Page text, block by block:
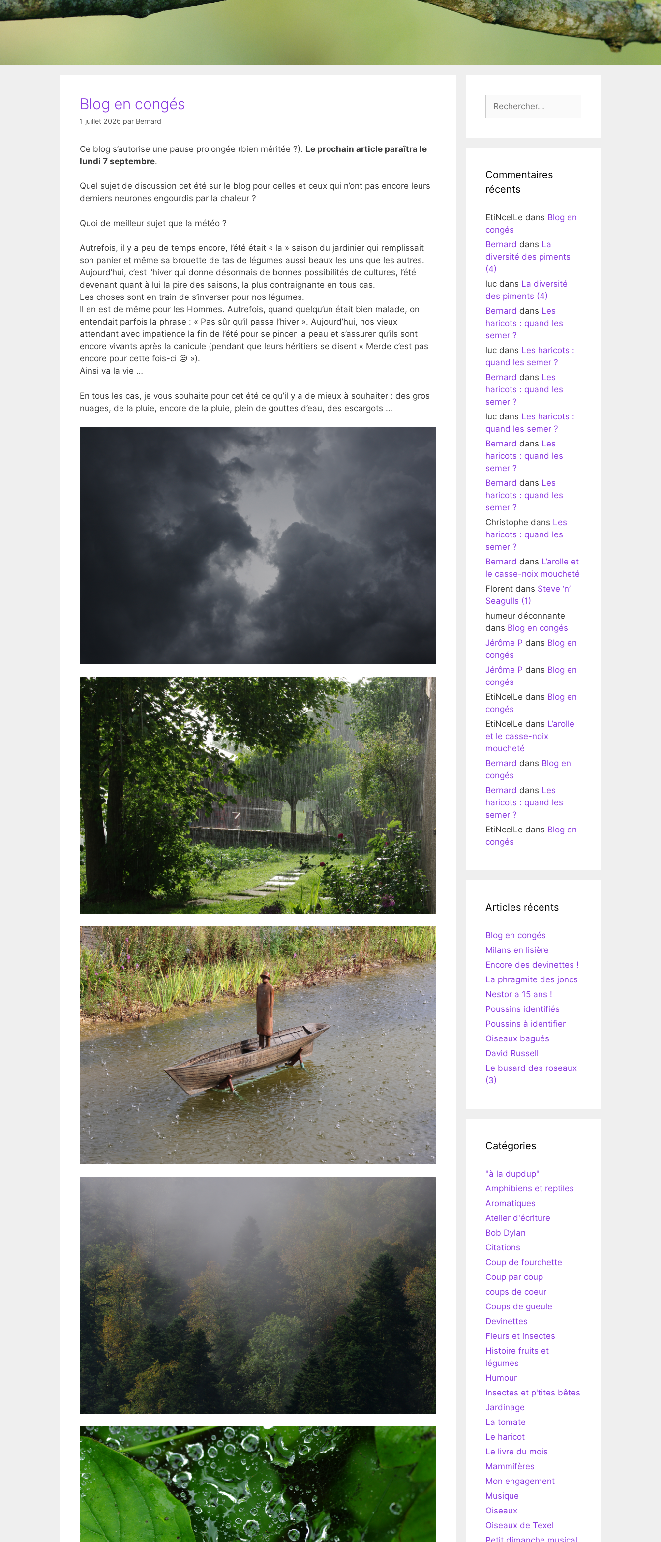
Blog en congés
1 juillet 2026 par Bernard
Ce blog s’autorise une pause prolongée (bien méritée ?). Le prochain article paraîtra le
lundi 7 septembre.
Quel sujet de discussion cet été sur le blog pour celles et ceux qui n’ont pas encore leurs
derniers neurones engourdis par la chaleur ?
Quoi de meilleur sujet que la météo ?
Autrefois, il y a peu de temps encore, l’été était « la » saison du jardinier qui remplissait
son panier et même sa brouette de tas de légumes aussi beaux les uns que les autres.
Aujourd’hui, c’est l’hiver qui donne désormais de bonnes possibilités de cultures, l’été
devenant quant à lui la pire des saisons, la plus contraignante en tous cas.
Les choses sont en train de s’inverser pour nos légumes.
Il en est de même pour les Hommes. Autrefois, quand quelqu’un était bien malade, on
entendait parfois la phrase : « Pas sûr qu’il passe l’hiver ». Aujourd’hui, nos vieux
attendant avec impatience la fin de l’été pour se pincer la peau et s’assurer qu’ils sont
encore vivants après la canicule (pendant que leurs héritiers se disent « Merde c’est pas
encore pour cette fois-ci 😒 »).
Ainsi va la vie …
En tous les cas, je vous souhaite pour cet été ce qu’il y a de mieux à souhaiter : des gros
nuages, de la pluie, encore de la pluie, plein de gouttes d’eau, des escargots …
Commentaires
récents
EtiNcelLe dans Blog en
congés
Bernard dans La
diversité des piments
(4)
luc dans La diversité
des piments (4)
Bernard dans Les
haricots : quand les
semer ?
luc dans Les haricots :
quand les semer ?
Bernard dans Les
haricots : quand les
semer ?
luc dans Les haricots :
quand les semer ?
Bernard dans Les
haricots : quand les
semer ?
Bernard dans Les
haricots : quand les
semer ?
Christophe dans Les
haricots : quand les
semer ?
Bernard dans L’arolle et
le casse-noix moucheté
Florent dans Steve ‘n’
Seagulls (1)
humeur déconnante
dans Blog en congés
Jérôme P dans Blog en
congés
Jérôme P dans Blog en
congés
EtiNcelLe dans Blog en
congés
EtiNcelLe dans L’arolle
et le casse-noix
moucheté
Bernard dans Blog en
congés
Bernard dans Les
haricots : quand les
semer ?
EtiNcelLe dans Blog en
congés
Articles récents
Blog en congés
Milans en lisière
Encore des devinettes !
La phragmite des joncs
Nestor a 15 ans !
Poussins identifiés
Poussins à identifier
Oiseaux bagués
David Russell
Le busard des roseaux
(3)
Catégories
"à la dupdup"
Amphibiens et reptiles
Aromatiques
Atelier d'écriture
Bob Dylan
Citations
Coup de fourchette
Coup par coup
coups de coeur
Coups de gueule
Devinettes
Fleurs et insectes
Histoire fruits et
légumes
Humour
Insectes et p'tites bêtes
Jardinage
La tomate
Le haricot
Le livre du mois
Mammifères
Mon engagement
Musique
Oiseaux
Oiseaux de Texel
Petit dimanche musical